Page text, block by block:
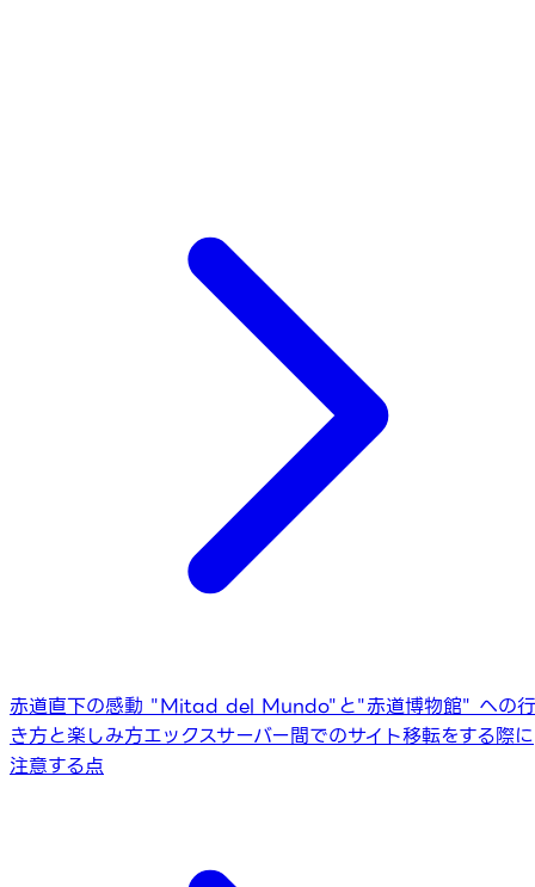
赤道直下の感動 "Mitad del Mundo"と"赤道博物館" への行
き方と楽しみ方エックスサーバー間でのサイト移転をする際に
注意する点